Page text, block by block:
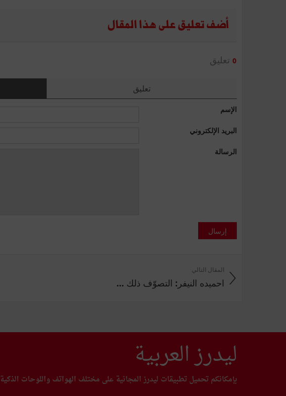
أضف تعليق على هذا المقال
0 تعليق
تعليق
الإسم
البريد الإلكتروني
الرسالة
إرسال
المقال التالي
احميده النيفر: التصوّف ذلك ...
ليدرز العربية
بإمكانكم تحميل تطبيقات ليدرز المجانية على مختلف الهواتف واللوحات الذكية